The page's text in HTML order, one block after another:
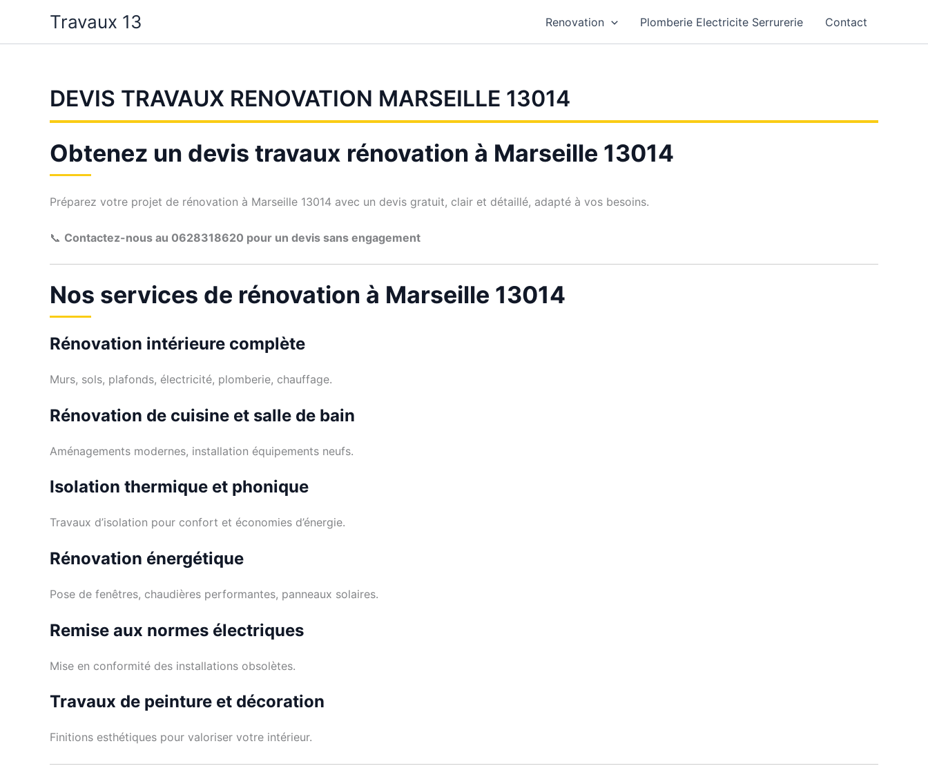
contenu
Travaux 13 Renovation Plomberie Electricite Serrurerie Contact
DEVIS TRAVAUX RENOVATION MARSEILLE 13014
Obtenez un devis travaux rénovation à Marseille 13014
Préparez votre projet de rénovation à Marseille 13014 avec un devis gratuit, clair et détaillé, adapté à vos besoins.
📞 Contactez-nous au 0628318620 pour un devis sans engagement
Nos services de rénovation à Marseille 13014
Rénovation intérieure complète
Murs, sols, plafonds, électricité, plomberie, chauffage.
Rénovation de cuisine et salle de bain
Aménagements modernes, installation équipements neufs.
Isolation thermique et phonique
Travaux d’isolation pour confort et économies d’énergie.
Rénovation énergétique
Pose de fenêtres, chaudières performantes, panneaux solaires.
Remise aux normes électriques
Mise en conformité des installations obsolètes.
Travaux de peinture et décoration
Finitions esthétiques pour valoriser votre intérieur.